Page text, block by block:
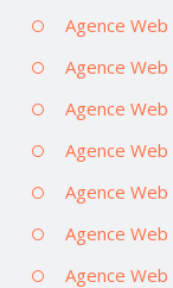
Agence
Agence Web
Agence
Agence
Agence Web
Agence
Agence